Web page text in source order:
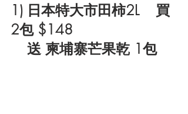
1) 日本特大市田柿2L    買
2包 $148
送 柬埔寨芒果乾 1包